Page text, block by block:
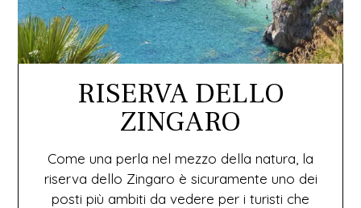
RISERVA DELLO
ZINGARO
Come una perla nel mezzo della natura, la
riserva dello Zingaro è sicuramente uno dei
posti più ambiti da vedere per i turisti che